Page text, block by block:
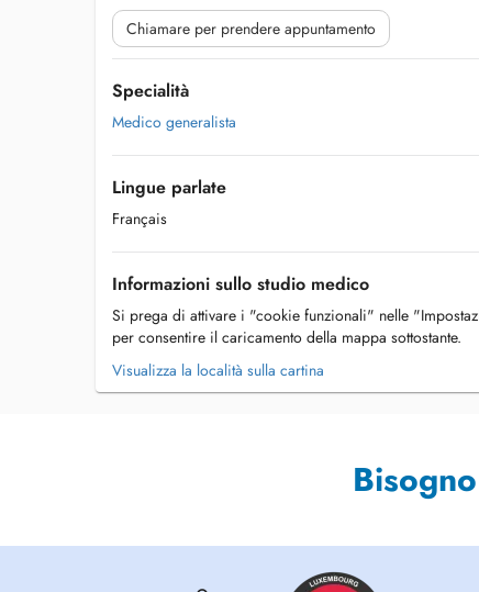
Chiamare per prendere appuntamento
Specialità
Medico generalista
Lingue parlate
Français
Informazioni sullo studio medico
Si prega di attivare i "cookie funzionali" nelle
per consentire il caricamento della mappa sottostante.
Visualizza la località sulla cartina